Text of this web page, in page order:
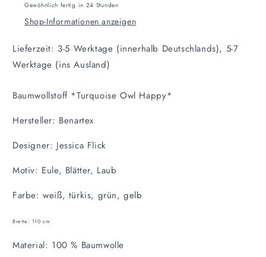
Gewöhnlich fertig in 24 Stunden
Shop-Informationen anzeigen
Lieferzeit: 3-5 Werktage (innerhalb Deutschlands), 5-7
Werktage (ins Ausland)
Baumwollstoff *Turquoise Owl Happy*
Hersteller: Benartex
Designer: Jessica Flick
Motiv: Eule, Blätter, Laub
Farbe: weiß, türkis, grün, gelb
Breite: 110 cm
Material: 100 % Baumwolle